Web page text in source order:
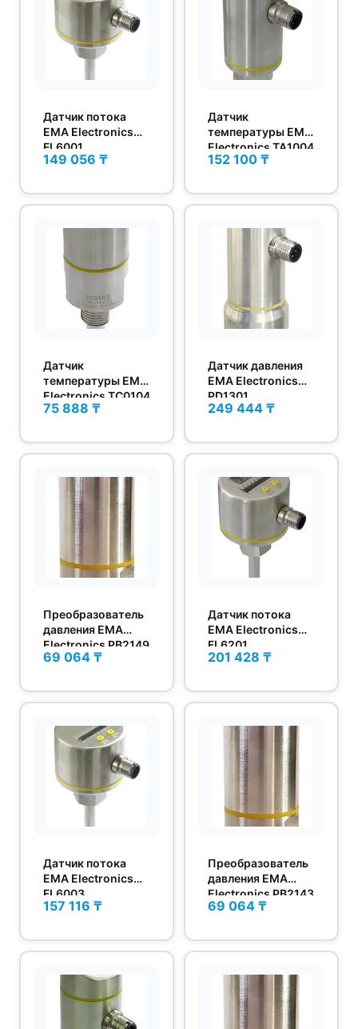
Датчик потока
EMA Electronics
FL6001
149 056 ₸
Датчик
температуры EMA
Electronics TA1004
152 100 ₸
Датчик
температуры EMA
Electronics TC0104
75 888 ₸
Датчик давления
EMA Electronics
PD1301
249 444 ₸
Преобразователь
давления EMA
Electronics PB2149
69 064 ₸
Датчик потока
EMA Electronics
FL6201
201 428 ₸
Датчик потока
EMA Electronics
FL6003
157 116 ₸
Преобразователь
давления EMA
Electronics PB2143
69 064 ₸